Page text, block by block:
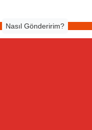
Nasıl Gönderirim?